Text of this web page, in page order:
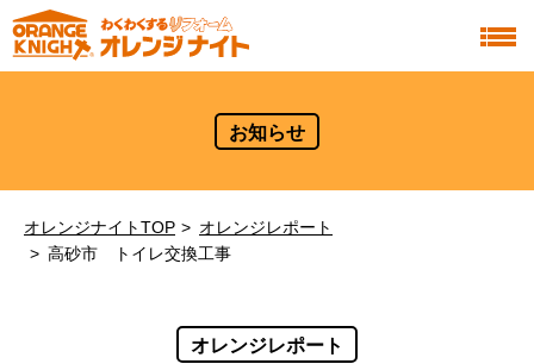
お知らせ
オレンジナイトTOP
オレンジレポート
高砂市 トイレ交換工事
オレンジレポート